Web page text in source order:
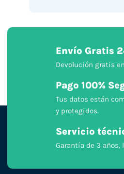
Envío Gratis
Devolución gratis
Pago 100%
Tus datos están
y protegidos.
Servicio
Garantía de 3 años,